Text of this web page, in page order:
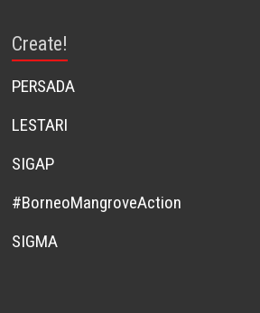
Create!
PERSADA
LESTARI
SIGAP
#BorneoMangroveAction
SIGMA